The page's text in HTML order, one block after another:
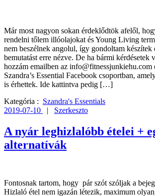
Már most nagyon sokan érdeklődtök afelől,
rendelni tőlem illóolajokat és Young Living
nem beszélnek angolul, így gondoltam készítek
bemutatást erre nézve. De ha bármi kérdésetek
hozzám emailben az info@fitnessjunkiehu.com
Szandra’s Essential Facebook csoportban,
is érhettek. Ide kattintva pedig […]
Kategória : Szandra's Essentials
2019-07-10
| Szerkeszto
A nyár leghizlalóbb ételei +
alternatívák
Fontosnak tartom, hogy pár szót szóljak a
Hizlaló étel nem igazán létezik, maximum